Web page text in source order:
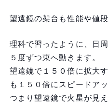
望遠鏡の架台も性能や値
理科で習ったように、日
５度ずつ東へ動きます。
望遠鏡で１５０倍に拡大
も１５０倍にスピードア
つまり望遠鏡で火星が見